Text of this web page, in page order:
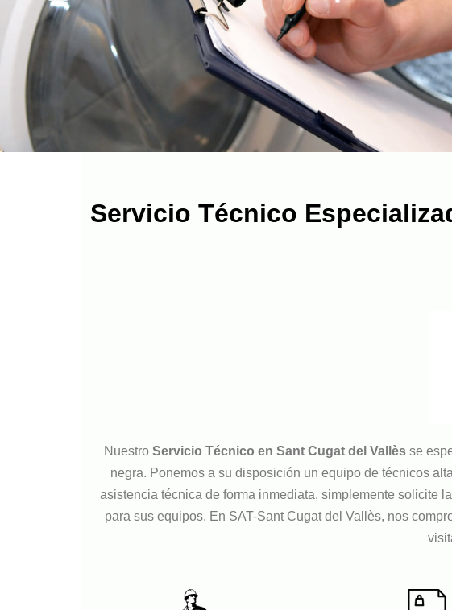
Servicio Técnico
Nuestro Servicio Técnico en Sant Cugat del Vallès se
negra. Ponemos a su disposición un equipo de técnicos
asistencia técnica de forma inmediata, simplemente solicite
para sus equipos. En SAT-Sant Cugat del Vallès, nos